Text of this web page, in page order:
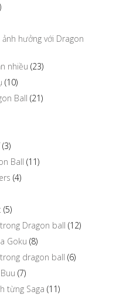
hưởng với Dragon
nhiều (23)
(10)
Ball (21)
(3)
Ball (11)
(4)
(5)
Dragon ball (12)
Goku (8)
dragon ball (6)
(7)
từng Saga (11)